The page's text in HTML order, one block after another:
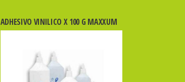
ADHESIVO VINILICO X 100 G MAXXUM